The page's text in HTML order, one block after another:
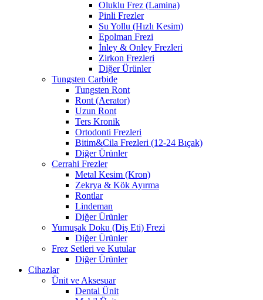
Oluklu Frez (Lamina)
Pinli Frezler
Su Yollu (Hızlı Kesim)
Epolman Frezi
İnley & Onley Frezleri
Zirkon Frezleri
Diğer Ürünler
Tungsten Carbide
Tungsten Ront
Ront (Aerator)
Uzun Ront
Ters Kronik
Ortodonti Frezleri
Bitim&Cila Frezleri (12-24 Bıçak)
Diğer Ürünler
Cerrahi Frezler
Metal Kesim (Kron)
Zekrya & Kök Ayırma
Rontlar
Lindeman
Diğer Ürünler
Yumuşak Doku (Diş Eti) Frezi
Diğer Ürünler
Frez Setleri ve Kutular
Diğer Ürünler
Cihazlar
Ünit ve Aksesuar
Dental Ünit